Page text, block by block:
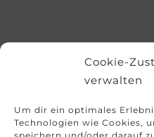
Cookie-
verwalten
Um dir ein optimales
Technologien wie Cookies,